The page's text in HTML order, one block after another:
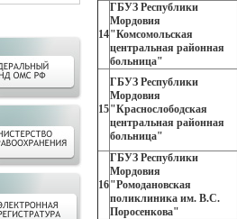
14
ГБУЗ Республики
Мордовия
"Комсомольская
центральная районная
больница"
15
ГБУЗ Республики
Мордовия
"Краснослободская
центральная районная
больница"
16
ГБУЗ Республики
Мордовия
"Ромодановская
поликлиника им. В.С.
Поросенкова"